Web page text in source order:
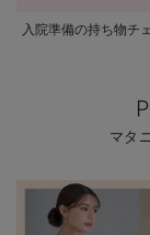
入院準備の持ち物チ
マタ